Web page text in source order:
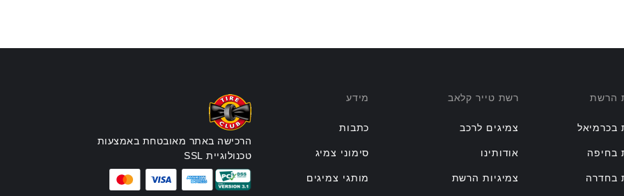
הרשת
בכרמיאל
בחיפה
בחדרה
רשת טייר קלאב
צמיגים לרכב
אודותינו
צמיגיות הרשת
מידע
כתבות
סימוני צמיג
מותגי צמיגים
הרכישה באתר מאובטחת באמצעות
טכנולוגיית SSL